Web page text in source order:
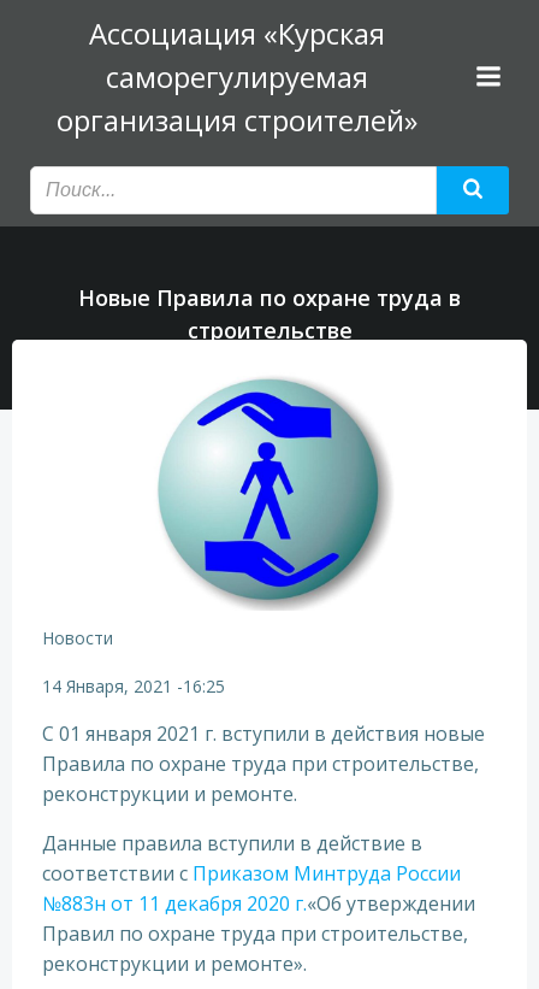
к
содержимому
Ассоциация «Курская
саморегулируемая
организация строителей»
Новые Правила по охране труда в
строительстве
Новости
14 Января, 2021 -16:25
С 01 января 2021 г. вступили в действия новые
Правила по охране труда при строительстве,
реконструкции и ремонте.
Данные правила вступили в действие в
соответствии с Приказом Минтруда России
№883н от 11 декабря 2020 г.«Об утверждении
Правил по охране труда при строительстве,
реконструкции и ремонте».